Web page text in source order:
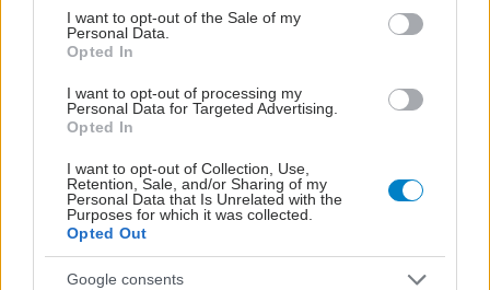
consent section.
I want to opt-out of the Sale of my
Personal Data.
Opted In
I want to opt-out of processing my
Personal Data for Targeted Advertising.
Opted In
I want to opt-out of Collection, Use,
Retention, Sale, and/or Sharing of my
Personal Data that Is Unrelated with the
Purposes for which it was collected.
Opted Out
Google consents
Προσθήκη Σχολίου
ΣΗΜΕΡΑ ΣΤΟ IATRONET.GR